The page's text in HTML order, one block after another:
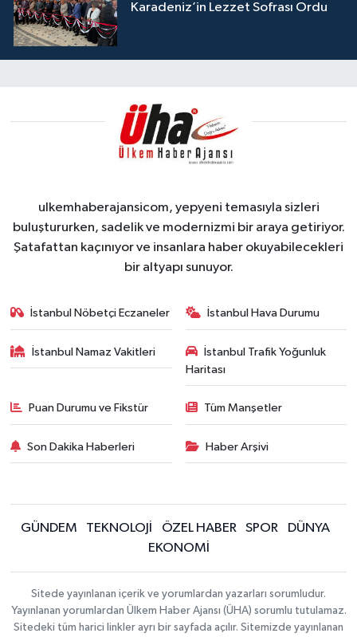
Karadeniz’in Lezzet Sofrası Ordu
ulkemhaberajansicom, yepyeni temasıyla sizleri
buluştururken, sadelik ve modernizmi bir araya getiriyor.
Şatafattan kaçınıyor ve insanlara haber okuyabilecekleri
bir altyapı sunuyor.
İstanbul Nöbetçi Eczaneler İstanbul Hava Durumu
İstanbul Namaz Vakitleri
İstanbul Trafik Yoğunluk
Haritası
Puan Durumu ve Fikstür Tüm Manşetler
Son Dakika Haberleri Haber Arşivi
GÜNDEM TEKNOLOJİ ÖZEL HABER SPOR
DÜNYA
EKONOMİ
Sitede yayınlanan içerik ve yorumlardan yazarları sorumludur.
Yayınlanan yorumlardan Ülkem Haber Ajansı (ÜHA) sorumlu tutulamaz.
Sitedeki tüm harici linkler ayrı bir sayfada açılır. Sitemizde yayınlanan